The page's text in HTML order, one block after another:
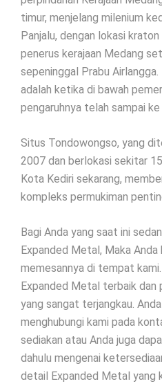
timur, menjelang milenium
Panjalu, dengan lokasi
penerus kerajaan Medang
sepeninggal Prabu
adalah ketika di bawah
pengaruhnya telah sampai
Situs Tondowongso, yang
2007 dan berlokasi sekitar
Kota Kediri sekarang,
kompleks permukiman
Bagi Anda yang saat ini
Expanded Metal, Maka Anda
memesannya di tempat
Expanded Metal terbaik dan
yang sangat terjangkau.
menghubungi kami pada
sediakan atau Anda juga
dahulu mengenai
detail Expanded Metal yang